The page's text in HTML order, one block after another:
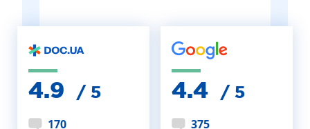
4.9 / 5
170
4.4 / 5
375